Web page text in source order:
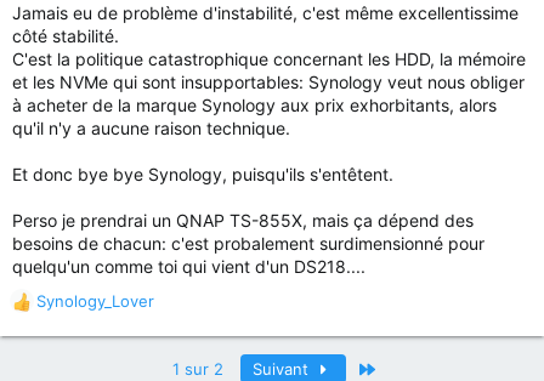
Jamais eu de problème d'instabilité, c'est même excellentissime
côté stabilité.
C'est la politique catastrophique concernant les HDD, la mémoire
et les NVMe qui sont insupportables: Synology veut nous obliger
à acheter de la marque Synology aux prix exhorbitants, alors
qu'il n'y a aucune raison technique.
Et donc bye bye Synology, puisqu'ils s'entêtent.
Perso je prendrai un QNAP TS-855X, mais ça dépend des
besoins de chacun: c'est probalement surdimensionné pour
quelqu'un comme toi qui vient d'un DS218....
R
é
Synology_Lover
1 sur 2 Suivant